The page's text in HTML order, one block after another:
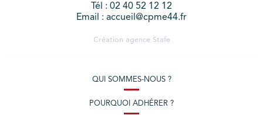
Tél : 02 40 52 12 12
Email : accueil@cpme44.fr
Création agence Stafe
QUI SOMMES-NOUS ?
POURQUOI ADHÉRER ?